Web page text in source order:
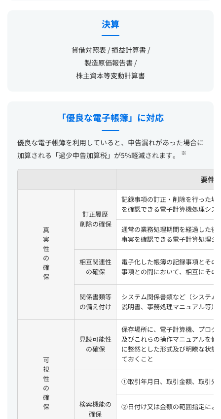
決算
貸借対照表 / 損益計算書 /
製造原価報告書 /
株主資本等変動計算書
「優良な電子帳簿」に対応
優良な電子帳簿を利用していると、申告漏れがあった場合に
加算される「過少申告加算税」が5%軽減されます。
※
要件
真実性の確保
訂正履歴
削除の確保
記録事項の訂正・削除を行った
を確認できる電子計算機処理シス
通常の業務処理期間を経過した
事実を確認できる電子計算処理シ
相互関連性
の確保
電子化した帳簿の記録事項とそ
事項との間において、相互にその
関係書類等
の備え付け
システム関係書類など（システ
説明書、事務処理マニュアル等）
可視性の確保
見読可能性
の確保
保存場所に、電子計算機、プロ
及びこれらの操作マニュアルを
に整然とした形式及び明瞭な状
ておくこと
検索機能の
確保
①取引年月日、取引金額、取引先
②日付け又は金額の範囲指定によ